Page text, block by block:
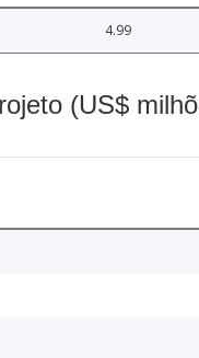
4.99
(US$